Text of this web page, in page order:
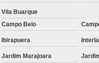
Vila Buarque
Campo Belo
Ibirapuera
Jardim Marajoara